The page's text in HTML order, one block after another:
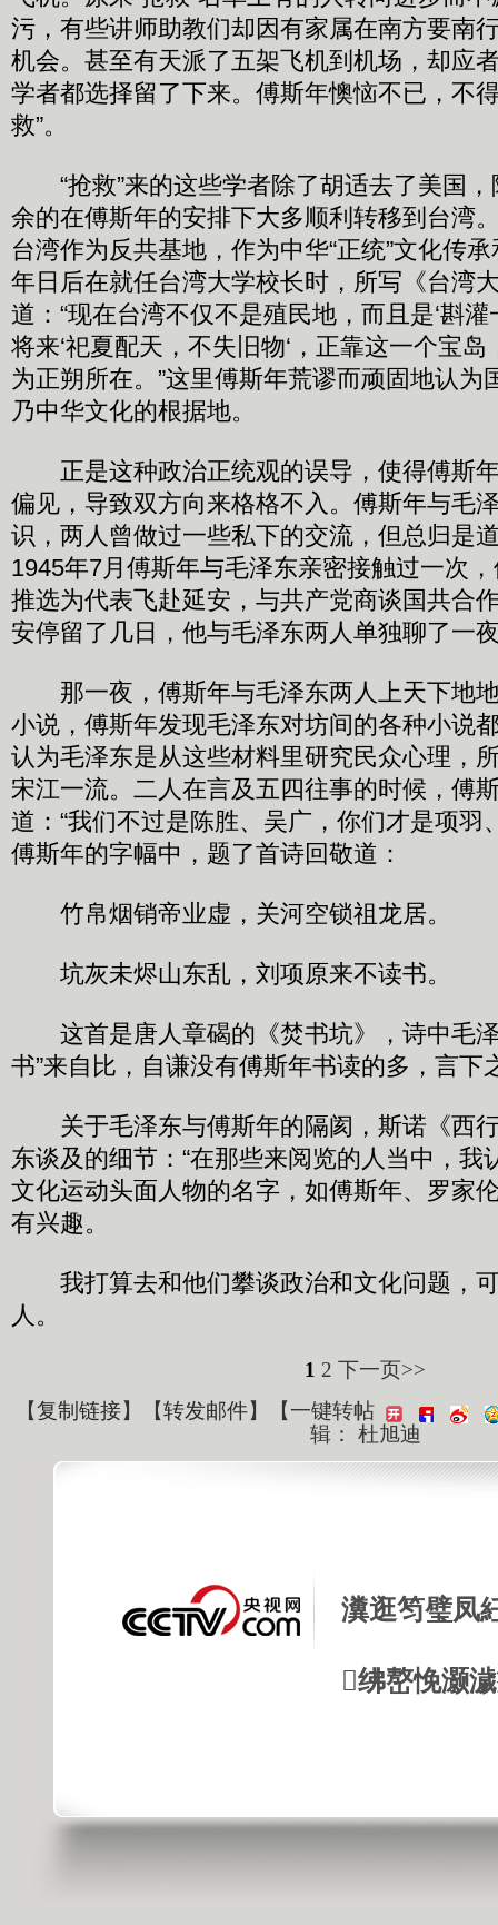
污，有些讲师助教们却因有家属在南方要南
机会。甚至有天派了五架飞机到机场，却应
学者都选择留了下来。傅斯年懊恼不已，不
救”。
“抢救”来的这些学者除了胡适去了美国，
余的在傅斯年的安排下大多顺利转移到台湾
台湾作为反共基地，作为中华“正统”文化传
年日后在就任台湾大学校长时，所写《台湾
道：“现在台湾不仅不是殖民地，而且是‘斟
将来‘祀夏配天，不失旧物‘，正靠这一个宝
为正朔所在。”这里傅斯年荒谬而顽固地认为
乃中华文化的根据地。
正是这种政治正统观的误导，使得傅斯
偏见，导致双方向来格格不入。傅斯年与毛
识，两人曾做过一些私下的交流，但总归是
1945年7月傅斯年与毛泽东亲密接触过一次
推选为代表飞赴延安，与共产党商谈国共合
安停留了几日，他与毛泽东两人单独聊了一
那一夜，傅斯年与毛泽东两人上天下地
小说，傅斯年发现毛泽东对坊间的各种小说
认为毛泽东是从这些材料里研究民众心理，
宋江一流。二人在言及五四往事的时候，傅
道：“我们不过是陈胜、吴广，你们才是项羽
傅斯年的字幅中，题了首诗回敬道：
竹帛烟销帝业虚，关河空锁祖龙居。
坑灰未烬山东乱，刘项原来不读书。
这首是唐人章碣的《焚书坑》，诗中毛泽
书”来自比，自谦没有傅斯年书读的多，言下
关于毛泽东与傅斯年的隔阂，斯诺《西
东谈及的细节：“在那些来阅览的人当中，我
文化运动头面人物的名字，如傅斯年、罗家
有兴趣。
我打算去和他们攀谈政治和文化问题，
人。
1 2 下一页>>
【复制链接】【转发邮件】
【一键转帖
辑： 杜旭迪
瀵逛笉璧凤
绋嶅悗灏